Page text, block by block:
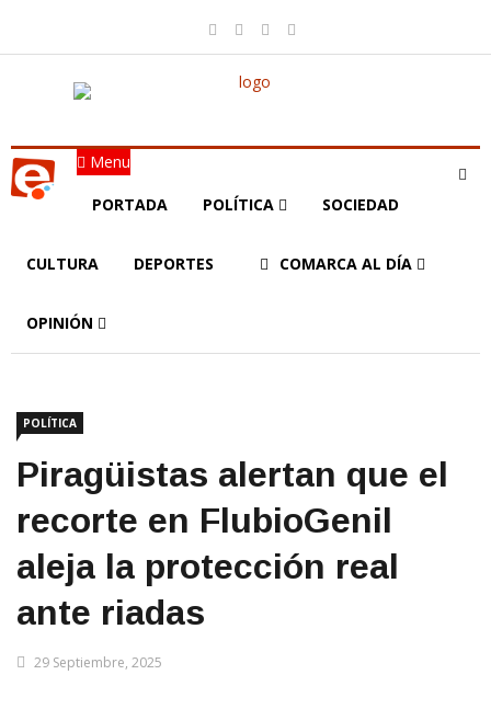
Menu
PORTADA POLÍTICA SOCIEDAD
CULTURA DEPORTES COMARCA AL DÍA
OPINIÓN
POLÍTICA
Piragüistas alertan que el
recorte en FlubioGenil
aleja la protección real
ante riadas
29 Septiembre, 2025